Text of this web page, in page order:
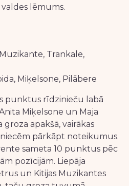
lēmums.
Trankale,
Miķelsone, Pilābere
punktus rīdzinieču labā
Miķelsone un Maja
apakšā, vairākas
pārkāpt noteikumus.
sameta 10 punktus pēc
pozīcijām. Liepāja
un Kitijas Muzikantes